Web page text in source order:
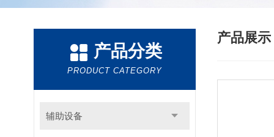
产品分类
PRODUCT CATEGORY
辅助设备
产品展示